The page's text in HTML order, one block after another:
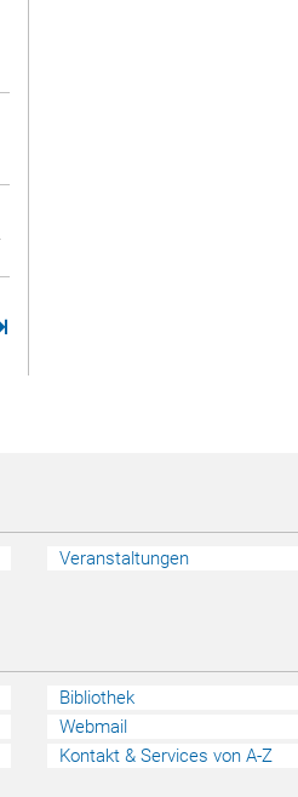
Seite
Seite
Veranstaltungen
Bibliothek
Webmail
Kontakt & Services von A-Z